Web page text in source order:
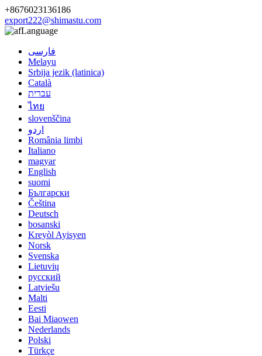
+8676023136186
export222@shimastu.com
Language
فارسی
Melayu
Srbija jezik (latinica)
Català
עברית
ไทย
slovenščina
اردو
România limbi
Italiano
magyar
English
suomi
Български
Čeština
Deutsch
bosanski
Kreyòl Ayisyen
Norsk
Svenska
Lietuvių
русский
Latviešu
Malti
Eesti
Bai Miaowen
Nederlands
Polski
Türkçe